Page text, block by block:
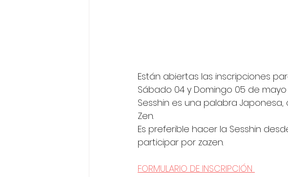
Están abiertas las inscripciones
Sábado 04 y Domingo 05 de mayo
Sesshin es una palabra
Zen.
Es preferible hacer la Sesshin
participar por zazen.
FORMULARIO DE INSCRIPCIÓN